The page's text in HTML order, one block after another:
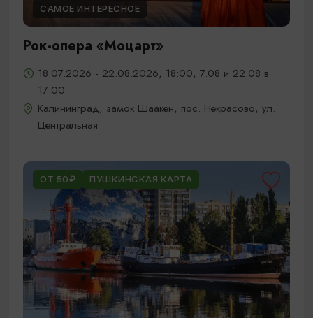
САМОЕ ИНТЕРЕСНОЕ
Рок-опера «Моцарт»
18.07.2026 - 22.08.2026, 18:00, 7.08 и 22.08 в
17:00
Калининград, замок Шаакен, пос. Некрасово, ул.
Центральная
ОТ 50₽ ПУШКИНСКАЯ КАРТА